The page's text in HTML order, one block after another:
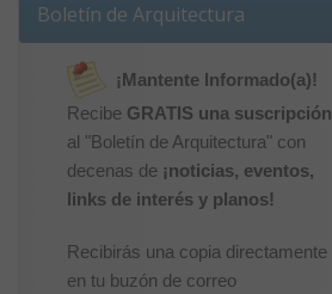
Boletín de Arquitectura
¡Mantente Informado(a)!
Recibe GRATIS una suscripción
al "Boletín de Arquitectura" con
decenas de ¡noticias, eventos,
links de interés y planos!
Recibirás una copia directamente
en tu buzón de correo